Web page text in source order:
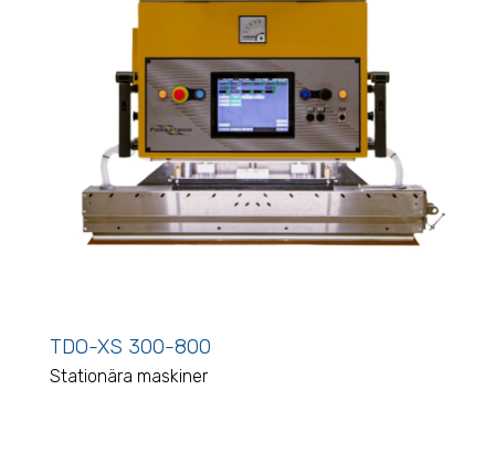
TDO-XS 300-800
Stationära maskiner